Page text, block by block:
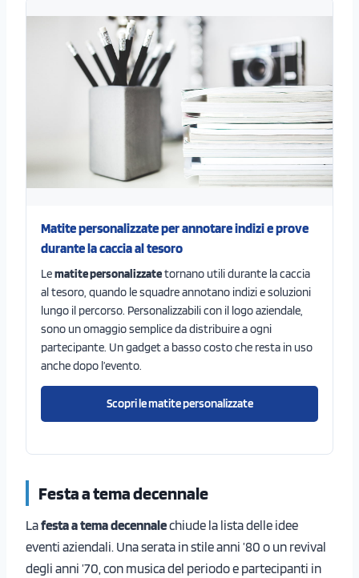
Matite personalizzate per annotare indizi e prove
durante la caccia al tesoro
Lematite personalizzatetornano utili durante la caccia
al tesoro, quando le squadre annotano indizi e soluzioni
lungo il percorso. Personalizzabili con il logo aziendale,
sono un omaggio semplice da distribuire a ogni
partecipante. Un gadget a basso costo che resta in uso
anche dopo l’evento.
Scopri le matite personalizzate
Festa a tema decennale
Lafesta a tema decennalechiude la lista delle idee
eventi aziendali. Una serata in stile anni ’80 o un revival
degli anni ’70, con musica del periodo e partecipanti in